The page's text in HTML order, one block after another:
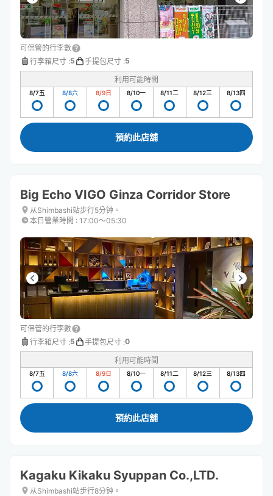
可保管的行李數
行李箱尺寸 :5 手提包尺寸 :5
利用可能時間
8/7五 8/8六 8/9日 8/10一 8/11二 8/12三 8/13四
預約此店舖
Big Echo VIGO Ginza Corridor Store
从Shimbashi站步行5分钟。
本日營業時間 : 17:00〜05:30
可保管的行李數
行李箱尺寸 :5 手提包尺寸 :0
利用可能時間
8/7五 8/8六 8/9日 8/10一 8/11二 8/12三 8/13四
預約此店舖
Kagaku Kikaku Syuppan Co.,LTD.
从Shimbashi站步行8分钟。